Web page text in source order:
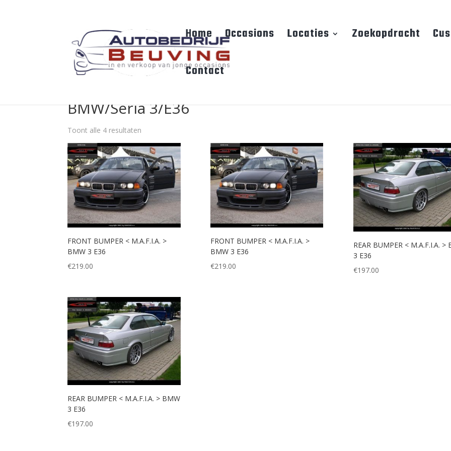
Home Occasions Locaties Zoekopdracht
Contact
BMW/Seria 3/E36
Toont alle 4 resultaten
FRONT BUMPER < M.A.F.I.A. >
BMW 3 E36
€219.00
FRONT BUMPER < M.A.F.I.A. >
BMW 3 E36
€219.00
REAR BUMPER < M.A.F.I.A. >
3 E36
€197.00
REAR BUMPER < M.A.F.I.A. > BMW
3 E36
€197.00